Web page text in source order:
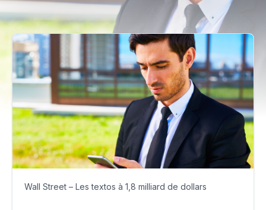
Wall Street – Les textos à 1,8 milliard de dollars